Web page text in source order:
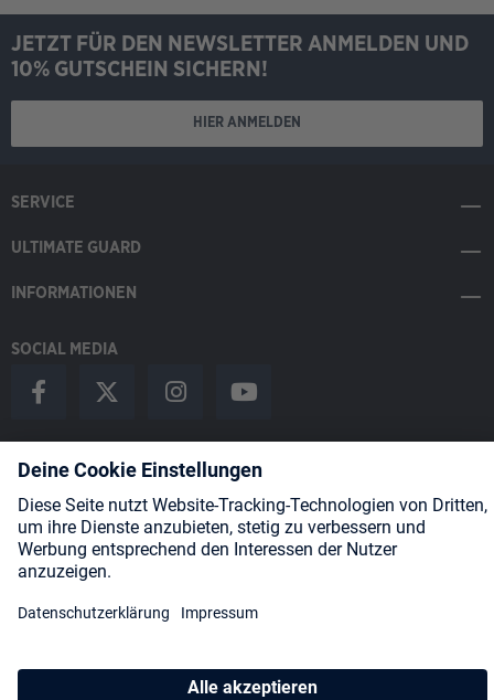
JETZT FÜR DEN NEWSLETTER ANMELDEN UND
10% GUTSCHEIN SICHERN!
HIER ANMELDEN
SERVICE
ULTIMATE GUARD
INFORMATIONEN
SOCIAL MEDIA
Payment Methods
Shipping